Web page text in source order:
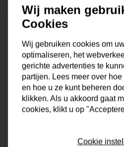
Gratis verzending vanaf €99,95!
Specificaties
Maat
Korte omschrijving
Wij maken
Cookies
Wij gebruiken cookies om
optimaliseren, het
gerichte advertenties te
partijen. Lees meer over
en hoe u ze kunt beheren
klikken. Als u akkoord gaat
cookies, klikt u op
Cookie